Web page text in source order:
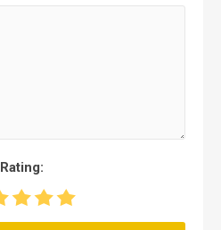
Rating: